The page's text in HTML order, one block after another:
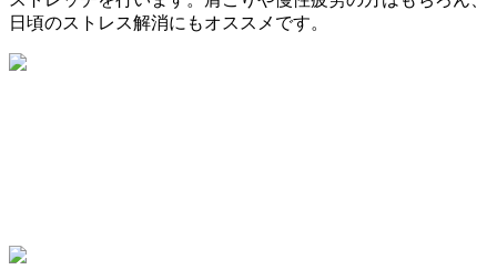
日頃のストレス解消にもオススメです。